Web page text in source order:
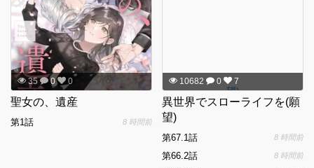
35 0 0
聖女の、遺産
第1話 8 時間前
10682 0 7
異世界でスローライフを(願
望)
第67.1話 8 時間前
第66.2話 8 時間前